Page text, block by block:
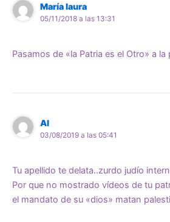
María laura
05/11/2018 a las 13:31
Pasamos de «la Patria es el Otro» a la
Al
03/08/2019 a las 05:41
Tu apellido te delata..zurdo judío
Por que no mostrado vídeos de tu
el mandato de su «dios» matan